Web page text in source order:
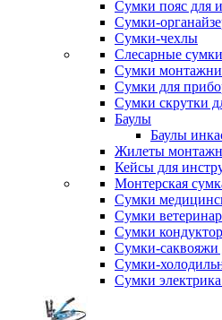
Сумки пояс для
Сумки-
Сумки-чехлы
Слесарные
Сумки
Сумки для
Сумки скрутки
Баулы
Баулы
Жилеты
Кейсы для
Монтерская
Сумки
Сумки
Сумки
Сумки-саквояжи
Сумки-
Сумки